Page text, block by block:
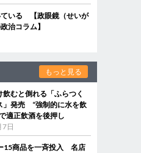
ている 【政眼鏡（せいが
治コラム】
もっと見る
飲むと倒れる「ふらつく
」発売 “強制的に水を飲
適正飲酒を後押し
日
15商品を一斉投入 名店